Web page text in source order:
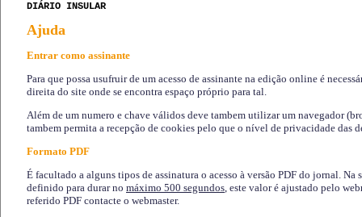
DIÁRIO INSULAR
Ajuda
Entrar como assinante
Para que possa usufruir de um acesso de assinante na edição online é
direita do site onde se encontra espaço próprio para tal.
Além de um numero e chave válidos deve tambem utilizar um navegador
tambem permita a recepção de cookies pelo que o nível de privacidade das
Formato PDF
É facultado a alguns tipos de assinatura o acesso à versão PDF do jornal. Na
definido para durar no máximo 500 segundos, este valor é ajustado pelo
referido PDF contacte o webmaster.